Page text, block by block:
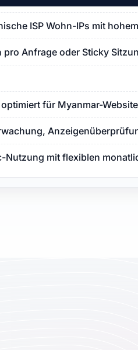
ISP Wohn-IPs mit
pro Anfrage oder Sticky
für Myanmar-
Nutzung mit flexiblen